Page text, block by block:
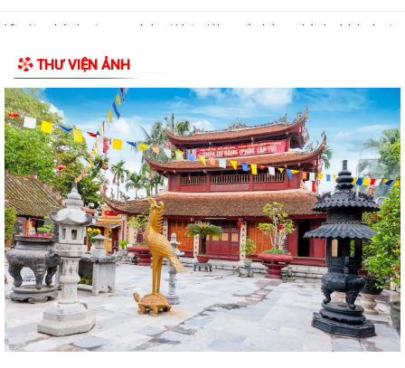
Về việc phê duyệt quy trình nội bộ giải quyết thủ tục hành chính thuộc
Về việc khai bố thủ tục hành chính nội bộ được sửa đổi, bổ sung thuộc
phạm vi, chức năng quản lý...
Quyết định Về việc kiện toàn Ban chỉ đạo áp dụng, duy trì, cải tiến và
công bố Hệ thống quản lý...
ĐỜI ĐỜI GHI NHỚ CÔNG ƠN CÁC ANH HÙNG LIỆT SĨ, THƯƠNG BINH,
BỆNH BINH VÀ NGƯỜI CÓ CÔNG VỚI CÁCH MẠNG
Về việc công khai danh mục thủ tục hành chính bị bãi bỏ thuộc phạm vi
chức năng của Sở Nông nghiệp...
THẮP SÁNG NGỌN NẾN TRI ÂN – XÃ BÌNH GIANG LAN TỎA ĐẠO LÝ
"UỐNG NƯỚC NHỚ NGUỒN"
THƯ VIỆN ẢNH